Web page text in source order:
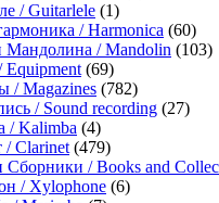
/ Guitarlele (1)
/ Harmonica (60)
Мандолина / Mandolin (103)
Equipment (69)
/ Magazines (782)
/ Sound recording (27)
/ Kalimba (4)
/ Clarinet (479)
/ Books and
/ Xylophone (6)